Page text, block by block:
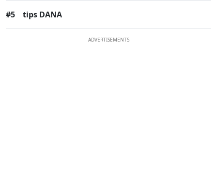
#5 tips DANA
ADVERTISEMENTS